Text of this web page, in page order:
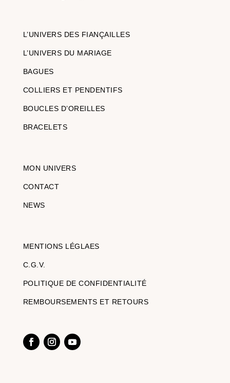
L’UNIVERS DES FIANÇAILLES
L’UNIVERS DU MARIAGE
BAGUES
COLLIERS ET PENDENTIFS
BOUCLES D’OREILLES
BRACELETS
MON UNIVERS
CONTACT
NEWS
MENTIONS LÉGLAES
C.G.V.
POLITIQUE DE CONFIDENTIALITÉ
REMBOURSEMENTS ET RETOURS